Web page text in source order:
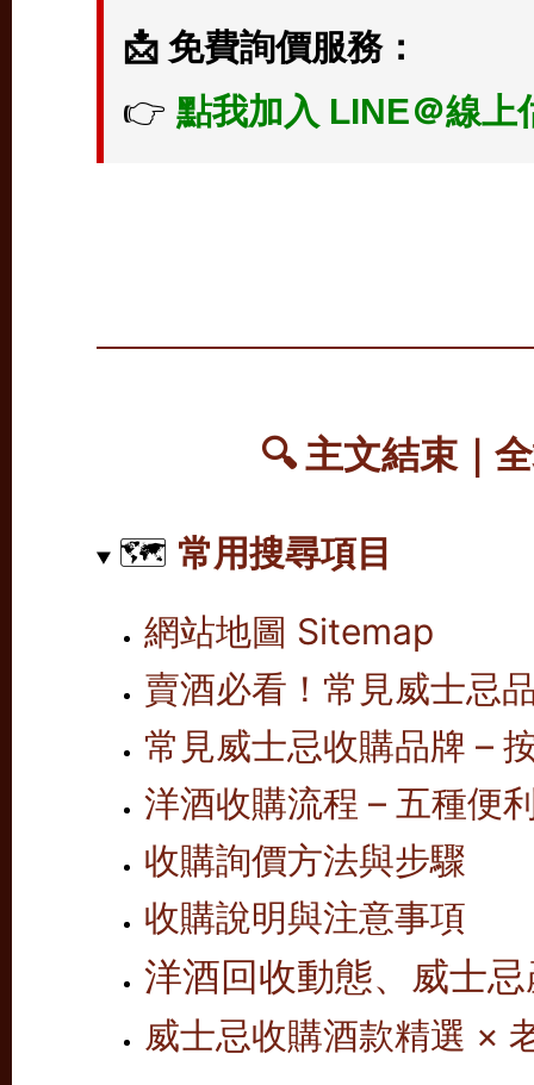
📩 免費詢價服務：
👉 點我加入 LINE＠線上
🔍 主文結束｜
🗺️ 常用搜尋項目
網站地圖 Sitemap
賣酒必看！常見威士忌
常見威士忌收購品牌 –
洋酒收購流程 – 五種便
收購詢價方法與步驟
收購說明與注意事項
洋酒回收動態、威士
威士忌收購酒款精選 ×